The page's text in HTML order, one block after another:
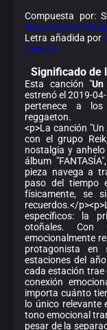
Compuesta por:
equivocados?
Letra añadida por
revisión.
Significado de
Esta canción "
estrenó el 2019-
pertenece a los
reggaeton.
<p>La canción
con el grupo
nostalgia y
álbum
pieza navega a
paso del tiempo
físicamente, se
recuerdos.</
específicos: la
otoñales. Con
emocionalmente
protagonista en
estaciones del
cada estación trae
conexión
importa cuánto
lo único relevante
tono emocional
pesar de la